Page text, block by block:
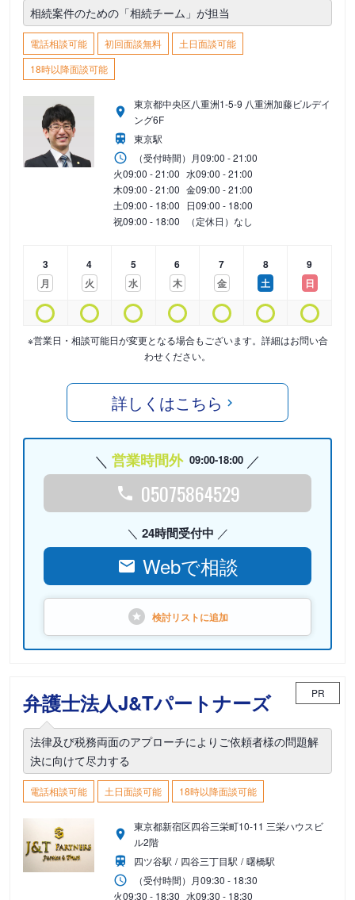
相続案件のための「相続チーム」が担当
電話相談可能 初回面談無料
土日面談可能
18時以降面談可能
東京都中央区八重洲1-5-9 八重洲加藤ビルデイ
ング6F
東京駅
（受付時間） 月09:00 - 21:00
火09:00 - 21:00 水09:00 - 21:00
木09:00 - 21:00 金09:00 - 21:00
土09:00 - 18:00 日09:00 - 18:00
祝09:00 - 18:00 （定休日）なし
3
月
4
火
5
水
6
木
7
金
8
土
9
日
※営業日・相談可能日が変更となる場合もございます。詳細はお問い合
わせください。
詳しくはこちら
営業時間外 09:00-18:00
05075864529
24時間受付中
Webで相談
検討リストに追加
弁護士法人J&Tパートナーズ PR
法律及び税務両面のアプローチによりご依頼者様の問題解
決に向けて尽力する
電話相談可能 土日面談可能 18時以降面談可能
東京都新宿区四谷三栄町10-11 三栄ハウスビ
ル2階
四ツ谷駅
四谷三丁目駅
曙橋駅
（受付時間） 月09:30 - 18:30
火09:30 - 18:30 水09:30 - 18:30